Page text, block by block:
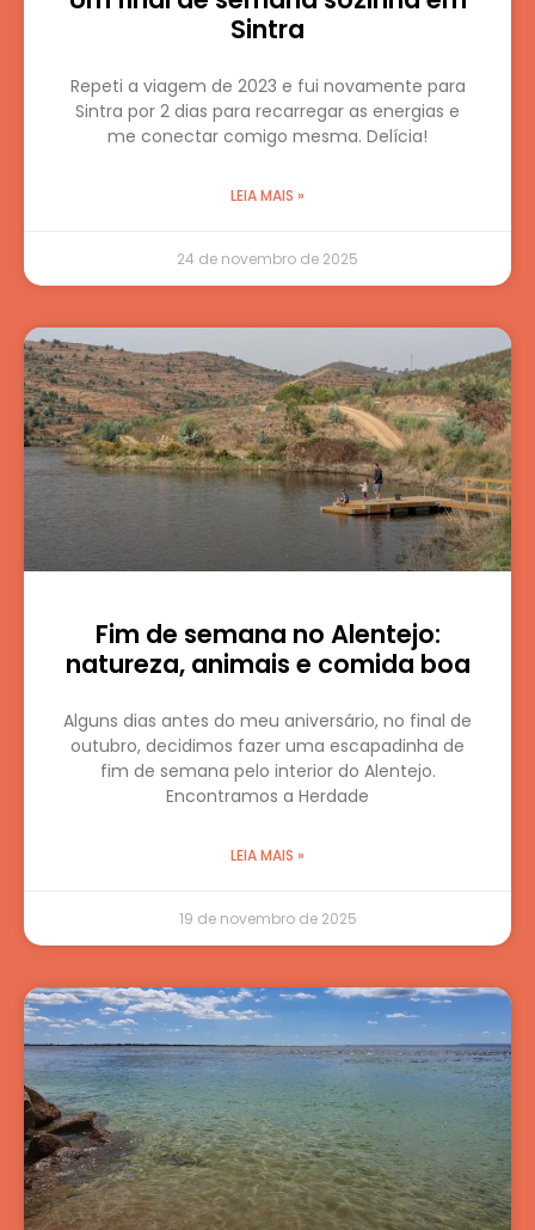
Sintra
Repeti a viagem de 2023 e fui novamente para
Sintra por 2 dias para recarregar as energias e
me conectar comigo mesma. Delícia!
LEIA MAIS »
24 de novembro de 2025
Fim de semana no Alentejo:
natureza, animais e comida boa
Alguns dias antes do meu aniversário, no final de
outubro, decidimos fazer uma escapadinha de
fim de semana pelo interior do Alentejo.
Encontramos a Herdade
LEIA MAIS »
19 de novembro de 2025